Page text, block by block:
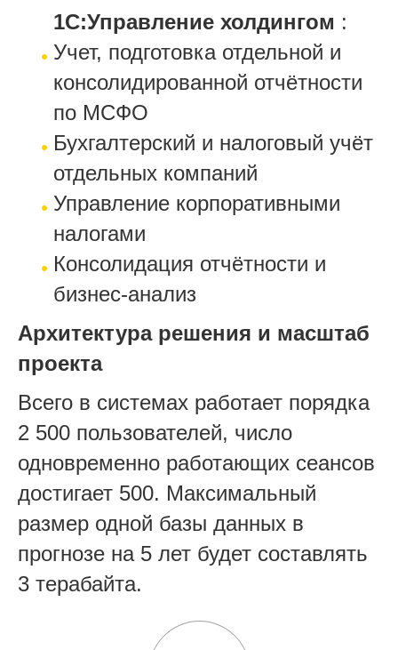
1С:Управление холдингом :
Учет, подготовка отдельной и
консолидированной отчётности
по МСФО
Бухгалтерский и налоговый учёт
отдельных компаний
Управление корпоративными
налогами
Консолидация отчётности и
бизнес-анализ
Архитектура решения и масштаб
проекта
Всего в системах работает порядка
2 500 пользователей, число
одновременно работающих сеансов
достигает 500. Максимальный
размер одной базы данных в
прогнозе на 5 лет будет составлять
3 терабайта.